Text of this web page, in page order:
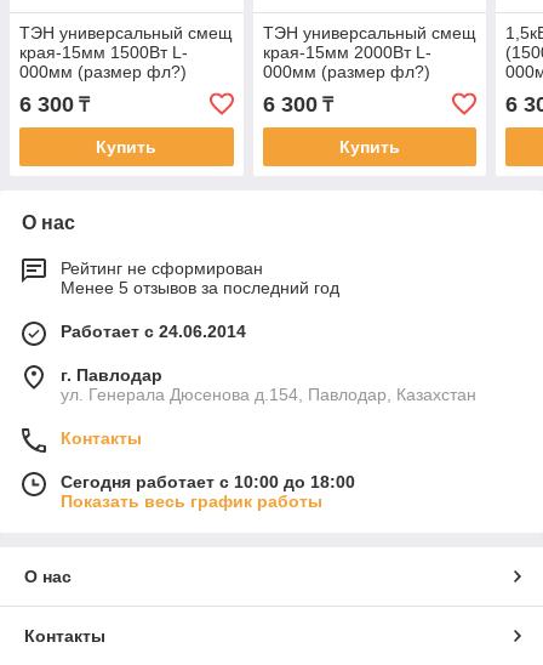
ТЭН универсальный смещ
края-15мм 1500Вт L-
000мм (размер фл?)
6 300 ₸
Купить
ТЭН универсальный смещ
края-15мм 2000Вт L-
000мм (размер фл?)
6 300₸
Купить
6
О нас
Рейтинг не сформирован
Менее 5 отзывов за последний год
Работает с 24.06.2014
г. Павлодар
ул. Генерала Дюсенова д.154, Павлодар, Казахстан
Контакты
Сегодня работает с 10:00 до 18:00
Показать весь график работы
О нас
Контакты